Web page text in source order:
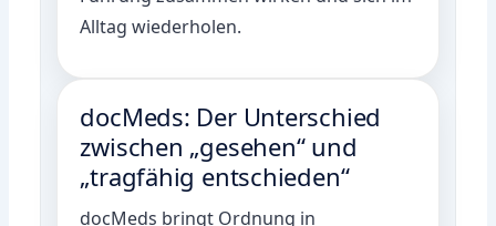
Alltag wiederholen.
docMeds: Der Unterschied
zwischen „gesehen“ und
„tragfähig entschieden“
docMeds bringt Ordnung in